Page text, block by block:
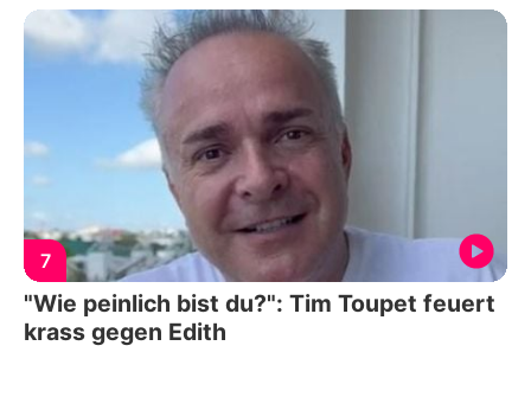
7
"Wie peinlich bist du?": Tim Toupet feuert
krass gegen Edith